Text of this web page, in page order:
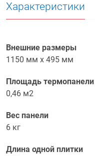
Характеристики
Внешние размеры
1150 мм х 495 мм
Площадь термопанели
0,46 м2
Вес панели
6 кг
Длина одной плитки